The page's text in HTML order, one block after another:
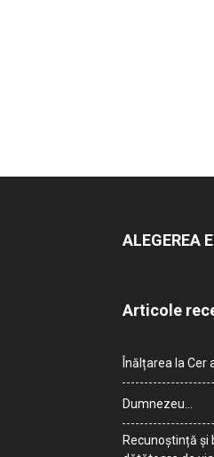
ALEGEREA
Articole
Înălțarea la Cer
Dumnezeu…
Recunoștință